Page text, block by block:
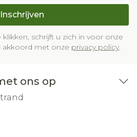
Inschrijven
schrijft u zich in voor onze
akkoord met onze privacy policy.
ons op